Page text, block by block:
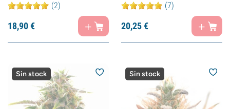
(2)
18,90€
(7)
20,25€
Sin stock Sin stock